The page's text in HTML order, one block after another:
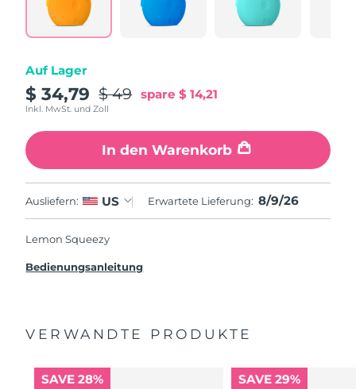
Auf Lager
$ 34,79 $ 49 spare$ 14,21
Inkl. MwSt. und Zoll
In den Warenkorb
Ausliefern: US Erwartete Lieferung: 8/9/26
Lemon Squeezy
Bedienungsanleitung
VERWANDTE PRODUKTE
SAVE 28% SAVE 29%